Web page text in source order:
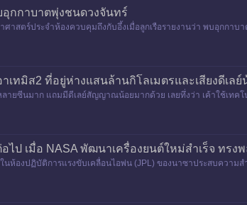
อุกกาบาตพุ่งชนดวงจันทร์
ศาสตร์ประจำห้องควบคุมถึงกับอึ้งเมื่อลูกเรือรายงานว่า พบอุกก
เทมิส2 ที่อยู่ห่างแสนล้านกิโลเมตรและเสียงดีเลย์
ซีนมาก แถมมีดีเลย์สัญญาณน้อยมากด้วย เลยทึ่งว่า เค้าใช้เทคโ
ไป เมื่อ NASA พัฒนาเครื่องยนต์ใหม่สำเร็จ ทรงพ
ห้องปฏิบัติการแรงขับเคลื่อนไอพ่น (JPL) ของนาซาประสบความ